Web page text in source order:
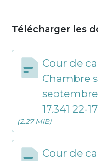
Télécharger les
Cour de
Chambre
septembre
17.341 22-
(2.27 MiB)
Cour de